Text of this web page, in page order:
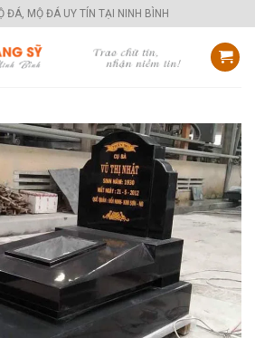
ĐÁ, MỘ ĐÁ UY TÍN TẠI NINH BÌNH